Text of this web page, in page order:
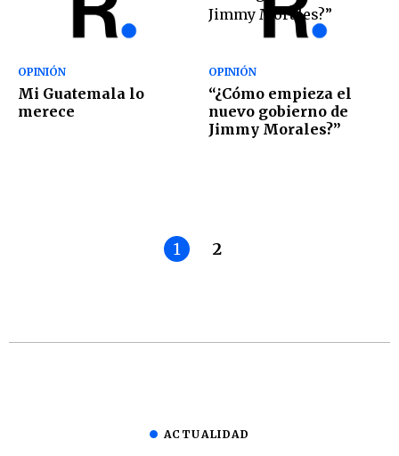
OPINIÓN
Mi Guatemala lo
merece
OPINIÓN
“¿Cómo empieza el
nuevo gobierno de
Jimmy Morales?”
1 2
ACTUALIDAD